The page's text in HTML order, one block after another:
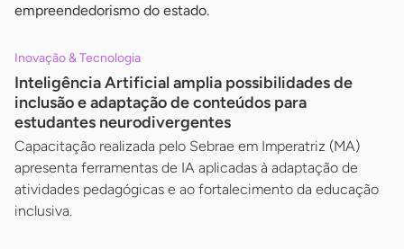
empreendedorismo do estado.
Inovação & Tecnologia
Inteligência Artificial amplia possibilidades de
inclusão e adaptação de conteúdos para
estudantes neurodivergentes
Capacitação realizada pelo Sebrae em Imperatriz (MA)
apresenta ferramentas de IA aplicadas à adaptação de
atividades pedagógicas e ao fortalecimento da educação
inclusiva.